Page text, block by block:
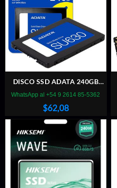
DISCO SSD ADATA 240GB
SU630
$62,08
WhatsApp al +54 9 2614 85-5362